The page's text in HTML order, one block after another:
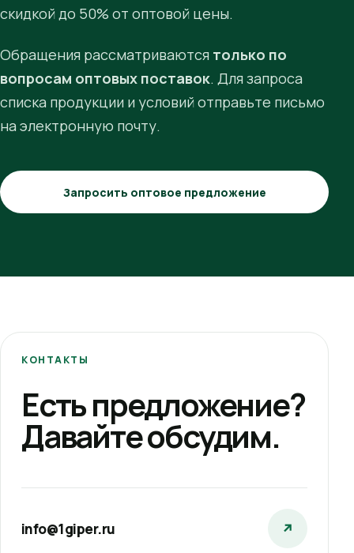
скидкой до 50% от оптовой цены.
Обращения рассматриваются только по
вопросам оптовых поставок. Для запроса
списка продукции и условий отправьте письмо
на электронную почту.
Запросить оптовое предложение
КОНТАКТЫ
Есть предложение?
Давайте обсудим.
info@1giper.ru ↗